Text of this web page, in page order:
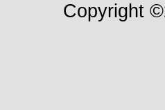
Copyright